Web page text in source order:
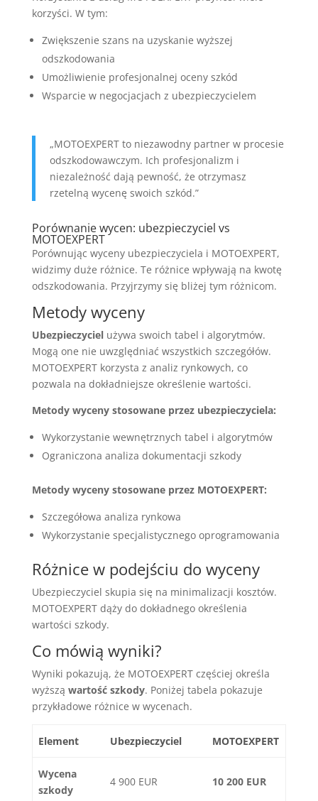
korzyści. W tym:
Zwiększenie szans na uzyskanie wyższej
odszkodowania
Umożliwienie profesjonalnej oceny szkód
Wsparcie w negocjacjach z ubezpieczycielem
„MOTOEXPERT to niezawodny partner w procesie
odszkodowawczym. Ich profesjonalizm i
niezależność dają pewność, że otrzymasz
rzetelną wycenę swoich szkód.”
Porównanie wycen: ubezpieczyciel vs
MOTOEXPERT
Porównując wyceny ubezpieczyciela i MOTOEXPERT,
widzimy duże różnice. Te różnice wpływają na kwotę
odszkodowania. Przyjrzymy się bliżej tym różnicom.
Metody wyceny
Ubezpieczycielużywa swoich tabel i algorytmów.
Mogą one nie uwzględniać wszystkich szczegółów.
MOTOEXPERT korzysta z analiz rynkowych, co
pozwala na dokładniejsze określenie wartości.
Metody wyceny stosowane przez ubezpieczyciela:
Wykorzystanie wewnętrznych tabel i algorytmów
Ograniczona analiza dokumentacji szkody
Metody wyceny stosowane przez MOTOEXPERT:
Szczegółowa analiza rynkowa
Wykorzystanie specjalistycznego oprogramowania
Różnice w podejściu do wyceny
Ubezpieczyciel skupia się na minimalizacji kosztów.
MOTOEXPERT dąży do dokładnego określenia
wartości szkody.
Co mówią wyniki?
Wyniki pokazują, że MOTOEXPERT częściej określa
wyższą wartość szkody. Poniżej tabela pokazuje
przykładowe różnice w wycenach.
Element Ubezpieczyciel MOTOEXPERT
Wycena
szkody
4 900 EUR 10 200 EUR